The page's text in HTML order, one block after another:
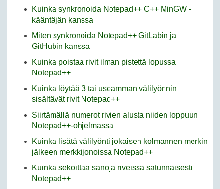
Kuinka synkronoida Notepad++ C++ MinGW -
kääntäjän kanssa
Miten synkronoida Notepad++ GitLabin ja
GitHubin kanssa
Kuinka poistaa rivit ilman pistettä lopussa
Notepad++
Kuinka löytää 3 tai useamman välilyönnin
sisältävät rivit Notepad++
Siirtämällä numerot rivien alusta niiden loppuun
Notepad++-ohjelmassa
Kuinka lisätä välilyönti jokaisen kolmannen merkin
jälkeen merkkijonoissa Notepad++
Kuinka sekoittaa sanoja riveissä satunnaisesti
Notepad++